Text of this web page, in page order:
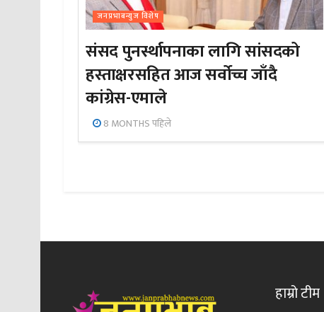
जनप्रभाबन्युज विशेष
संसद पुनर्स्थापनाका लागि सांसदको
हस्ताक्षरसहित आज सर्वोच्च जाँदै
कांग्रेस-एमाले
8 MONTHS पहिले
हाम्रो टीम